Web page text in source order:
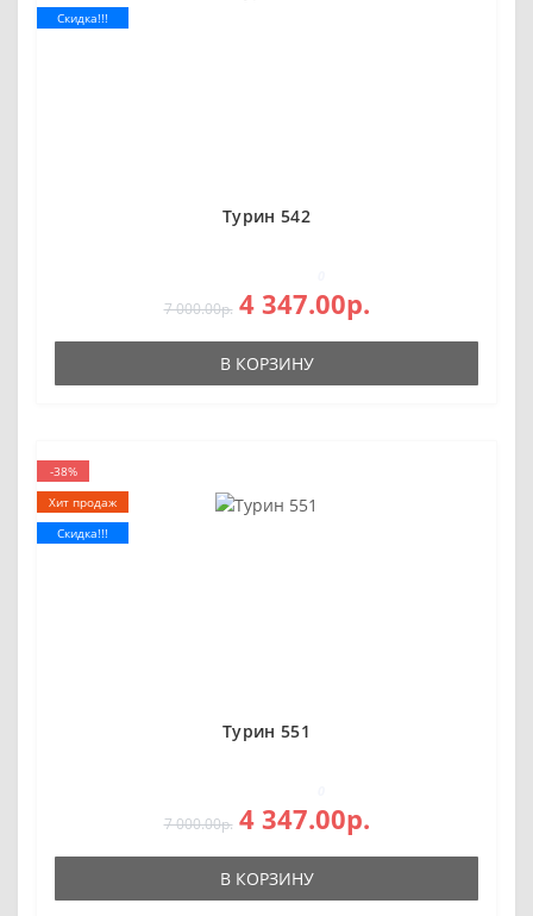
Скидка!!!
Турин 542
7 000.00р. 4 347.00р.
В КОРЗИНУ
-38%
Хит продаж
Скидка!!!
Турин 551
7 000.00р. 4 347.00р.
В КОРЗИНУ